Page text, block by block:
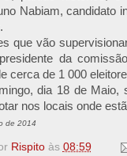
Nabiam, candidato
que vão
da
cerca de 1 000
dia 18 de
nos locais onde
de 2014
Rispito às 08:59